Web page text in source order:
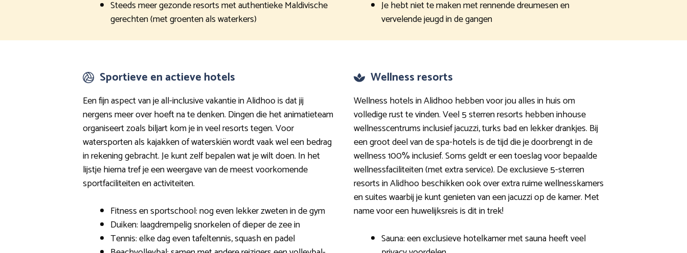
Steeds meer gezonde resorts met authentieke Maldivische
gerechten (met groenten als waterkers)
Je hebt niet te maken met rennende dreumesen en
vervelende jeugd in de gangen
Sportieve en actieve hotels
Een fijn aspect van je all-inclusive vakantie in Alidhoo is dat jij
nergens meer over hoeft na te denken. Dingen die het animatieteam
organiseert zoals biljart kom je in veel resorts tegen. Voor
watersporten als kajakken of waterskiën wordt vaak wel een bedrag
in rekening gebracht. Je kunt zelf bepalen wat je wilt doen. In het
lijstje hierna tref je een weergave van de meest voorkomende
sportfaciliteiten en activiteiten.
Fitness en sportschool: nog even lekker zweten in de gym
Duiken: laagdrempelig snorkelen of dieper de zee in
Tennis: elke dag even tafeltennis, squash en padel
Wellness resorts
Wellness hotels in Alidhoo hebben voor jou alles in huis om
volledige rust te vinden. Veel 5 sterren resorts hebben inhouse
wellnesscentrums inclusief jacuzzi, turks bad en lekker drankjes. Bij
een groot deel van de spa-hotels is de tijd die je doorbrengt in de
wellness 100% inclusief. Soms geldt er een toeslag voor bepaalde
wellnessfaciliteiten (met extra service). De exclusieve 5-sterren
resorts in Alidhoo beschikken ook over extra ruime wellnesskamers
en suites waarbij je kunt genieten van een jacuzzi op de kamer. Met
name voor een huwelijksreis is dit in trek!
Sauna: een exclusieve hotelkamer met sauna heeft veel